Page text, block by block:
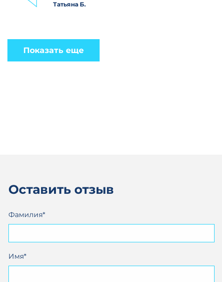
Татьяна Б.
Показать еще
Оставить отзыв
Фамилия*
Имя*